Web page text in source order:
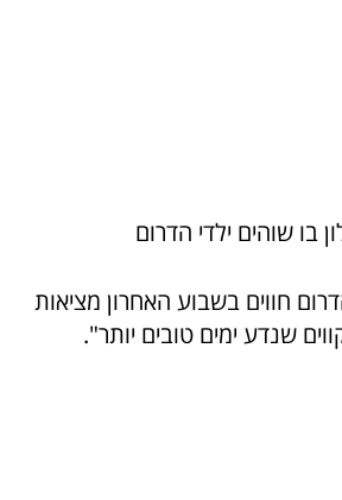
בו שוהים ילדי הדרום
חווים בשבוע האחרון מציאות
שנדע ימים טובים יותר".